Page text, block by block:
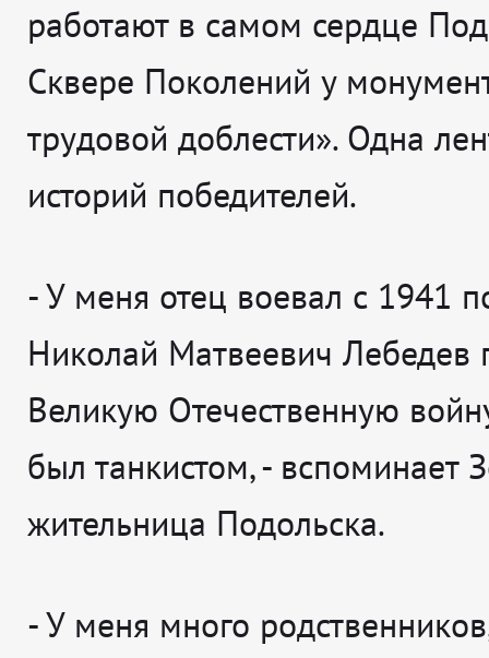
работают в самом сердце
Сквере Поколений у
трудовой доблести». Одна
историй победителей.
-У меня отец воевал с 1941
Николай Матвеевич Лебедев
Великую Отечественную
был танкистом, - вспоминает
жительница Подольска.
-У меня много